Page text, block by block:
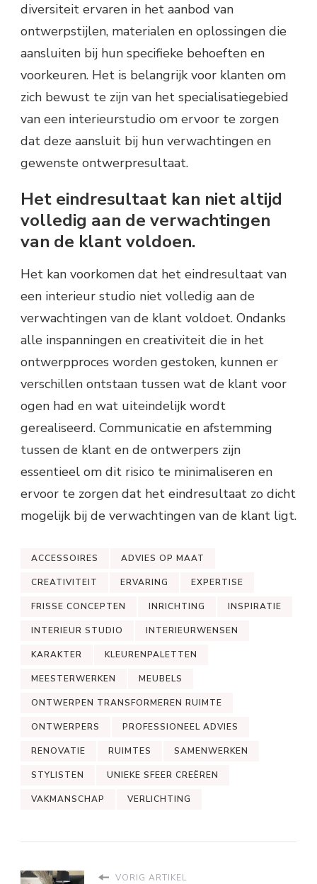
diversiteit ervaren in het aanbod van
ontwerpstijlen, materialen en oplossingen die
aansluiten bij hun specifieke behoeften en
voorkeuren. Het is belangrijk voor klanten om
zich bewust te zijn van het specialisatiegebied
van een interieurstudio om ervoor te zorgen
dat deze aansluit bij hun verwachtingen en
gewenste ontwerpresultaat.
Het eindresultaat kan niet altijd
volledig aan de verwachtingen
van de klant voldoen.
Het kan voorkomen dat het eindresultaat van
een interieur studio niet volledig aan de
verwachtingen van de klant voldoet. Ondanks
alle inspanningen en creativiteit die in het
ontwerpproces worden gestoken, kunnen er
verschillen ontstaan tussen wat de klant voor
ogen had en wat uiteindelijk wordt
gerealiseerd. Communicatie en afstemming
tussen de klant en de ontwerpers zijn
essentieel om dit risico te minimaliseren en
ervoor te zorgen dat het eindresultaat zo dicht
mogelijk bij de verwachtingen van de klant ligt.
ACCESSOIRES ADVIES OP MAAT
CREATIVITEIT ERVARING EXPERTISE
FRISSE CONCEPTEN INRICHTING INSPIRATIE
INTERIEUR STUDIO INTERIEURWENSEN
KARAKTER KLEURENPALETTEN
MEESTERWERKEN MEUBELS
ONTWERPEN TRANSFORMEREN RUIMTE
ONTWERPERS PROFESSIONEEL ADVIES
RENOVATIE RUIMTES SAMENWERKEN
STYLISTEN UNIEKE SFEER CREËREN
VAKMANSCHAP VERLICHTING
VORIG ARTIKEL